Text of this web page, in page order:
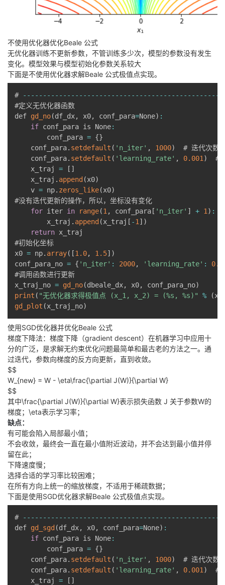
不使用优化器优化Beale 公式
无优化器训练不更新参数，不管训练多少次，模型的参数没有发生
变化。模型效果与模型初始化参数关系较大
下面是不使用优化器求解Beale 公式极值点实现。
# -- -- -- -- -- -- -- -- -- -- -- -- -- -- -- -- -- -- -- -- -- -- -- -- --
#定义无优化器函数
def gd_no(df_dx, x0, conf_para=None) :
if conf_para is None:
        conf_para
= {}
    conf_para
. setdefault ( 'n_iter' , 1000)
  # 迭代次数
    conf_para
. setdefault ( 'learning_rate' , 0.001 )
#
    x_traj
= [ ]
    x_traj
. append (x0)
    v
= np. zeros_like(x0)
#没有迭代更新的操作，所以，坐标没有变化
for iter in range(1 , conf_para [ 'n_iter' ] + 1 ) :
        x_traj
. append (x_traj [ -1 ] )
return x_traj
#初始化坐标
x0 = np. array( [1.0, 1.5] )
conf_para_no = { 'n_iter' : 2000, 'learning_rate' :
#调用函数进行更新
x_traj_no = gd_no(dbeale_dx, x0, conf_para_no)
print ( "无优化器求得极值点 (x_1, x_2) = (%s, %s)" % (
gd_plot (x_traj_no)
使用SGD优化器并优化Beale 公式
梯度下降法：梯度下降（gradient descent）在机器学习中应用十
分的广泛，是求解无约束优化问题最简单和最古老的方法之一。通
过迭代，参数向梯度的反方向更新，直到收敛。
$$
W_{new} = W - \eta\frac{\partial J(W)}{\partial W}
$$
其中\frac{\partial J(W)}{\partial W}表示损失函数 J 关于参数W的
梯度； \eta表示学习率；
缺点：
有可能会陷入局部最小值；
不会收敛，最终会一直在最小值附近波动，并不会达到最小值并停
留在此；
下降速度慢；
选择合适的学习率比较困难；
在所有方向上统一的缩放梯度，不适用于稀疏数据；
下面是使用SGD优化器求解Beale 公式极值点实现。
# -- -- -- -- -- -- -- -- -- -- -- -- -- -- -- -- -- -- -- -- -- -- -- -- --
def gd_sgd (df_dx, x0, conf_para=None) :
if conf_para is None:
        conf_para
= {}
    conf_para
. setdefault ( 'n_iter' , 1000)
  # 迭代次数
    conf_para
. setdefault ( 'learning_rate' , 0.001 )
#
    x_traj
= [ ]